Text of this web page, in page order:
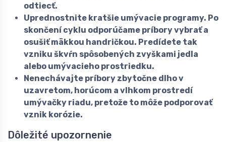
odtiecť.
Uprednostnite kratšie umývacie programy. Po
skončení cyklu odporúčame príbory vybrať a
osušiť mäkkou handričkou. Predídete tak
vzniku škvŕn spôsobených zvyškami jedla
alebo umývacieho prostriedku.
Nenechávajte príbory zbytočne dlho v
uzavretom, horúcom a vlhkom prostredí
umývačky riadu, pretože to môže podporovať
vznik korózie.
Dôležité upozornenie